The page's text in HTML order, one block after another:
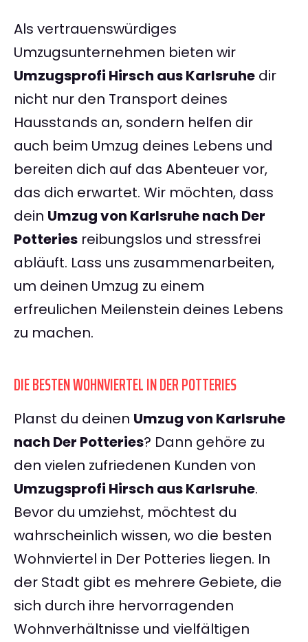
Als vertrauenswürdiges
Umzugsunternehmen bieten wir
Umzugsprofi Hirsch aus Karlsruhe dir
nicht nur den Transport deines
Hausstands an, sondern helfen dir
auch beim Umzug deines Lebens und
bereiten dich auf das Abenteuer vor,
das dich erwartet. Wir möchten, dass
dein Umzug von Karlsruhe nach Der
Potteries reibungslos und stressfrei
abläuft. Lass uns zusammenarbeiten,
um deinen Umzug zu einem
erfreulichen Meilenstein deines Lebens
zu machen.
DIE BESTEN WOHNVIERTEL IN DER POTTERIES
Planst du deinen Umzug von Karlsruhe
nach Der Potteries? Dann gehöre zu
den vielen zufriedenen Kunden von
Umzugsprofi Hirsch aus Karlsruhe.
Bevor du umziehst, möchtest du
wahrscheinlich wissen, wo die besten
Wohnviertel in Der Potteries liegen. In
der Stadt gibt es mehrere Gebiete, die
sich durch ihre hervorragenden
Wohnverhältnisse und vielfältigen